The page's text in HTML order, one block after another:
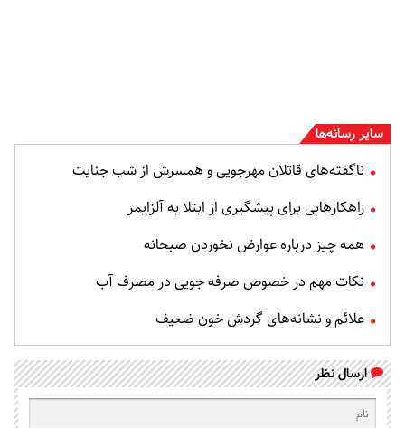
سایر رسانه‌ها
ناگفته‌های قاتلان مهرجویی و همسرش از شب جنایت
راهکارهایی برای پیشگیری از ابتلا به آلزایمر
همه چیز درباره عوارض نخوردن صبحانه
نکات مهم در خصوص صرفه جویی در مصرف آب
علائم و نشانه‌های گردش خون ضعیف
ارسال نظر